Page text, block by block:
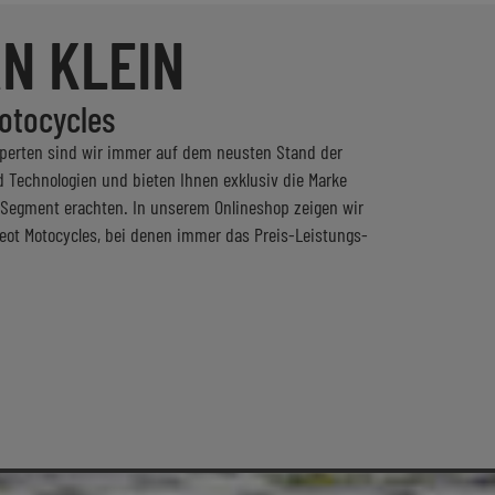
KLEIN
sind wir immer auf dem neusten Stand der
und bieten Ihnen exklusiv die Marke
erachten. In unserem Onlineshop zeigen wir
Motocycles, bei denen immer das Preis-Leistungs-